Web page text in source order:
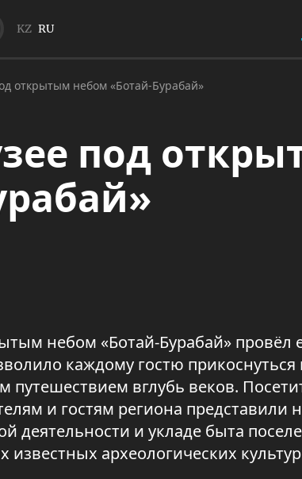
KZ RU
открытым небом «Ботай-Бурабай»
под
небом «Ботай-Бурабай» провёл
каждому гостю
путешествием вглубь веков.
и гостям региона
деятельности и укладе быта
археологических